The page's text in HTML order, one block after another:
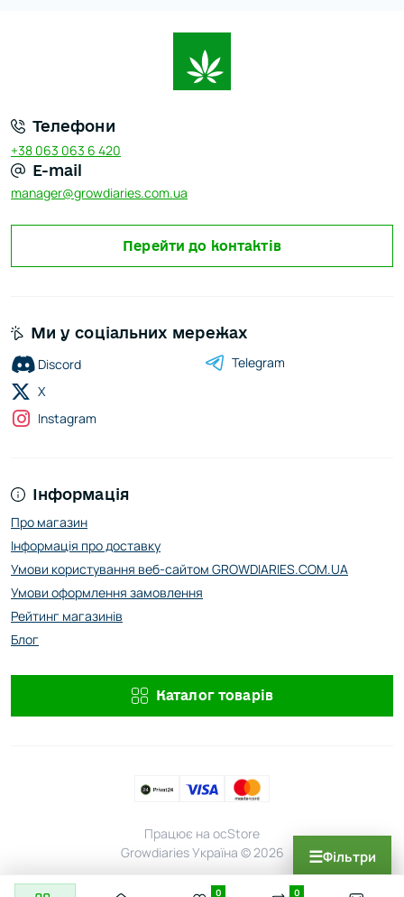
0 0
Телефони
+38 063 063 6 420
E-mail
manager@growdiaries.com.ua
Перейти до контактів
Інформація
Про магазин
Інформація про доставку
Умови користування веб-сайтом GROWDIARIES.COM.UA
Умови оформлення замовлення
Рейтинг магазинів
Блог
Каталог товарів
Ми у соціальних мережах
Discord
X
Instagram
Telegram
Працює на ocStore
Growdiaries Україна © 2026
☰Фільтри